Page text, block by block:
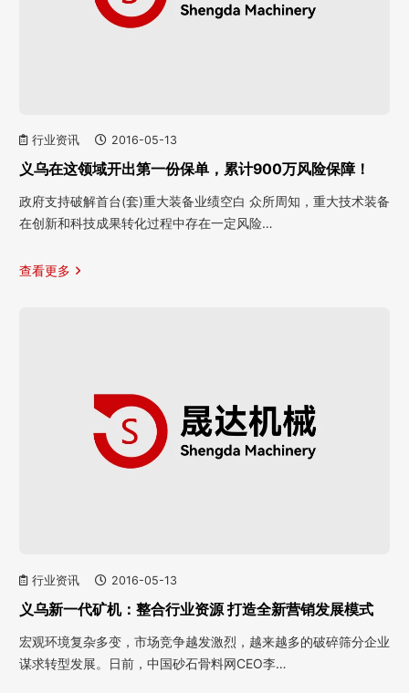
行业资讯 2016-05-13
义乌在这领域开出第一份保单，累计900万风险保障！
政府支持破解首台(套)重大装备业绩空白 众所周知，重大技术装备
在创新和科技成果转化过程中存在一定风险…
查看更多
行业资讯 2016-05-13
义乌新一代矿机：整合行业资源 打造全新营销发展模式
宏观环境复杂多变，市场竞争越发激烈，越来越多的破碎筛分企业
谋求转型发展。日前，中国砂石骨料网CEO李…